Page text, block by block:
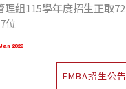
理組115學年度招生正取72
位
2026
EMBA招生公告